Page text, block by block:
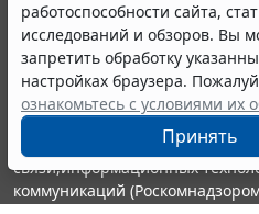
работоспособности сайта,
исследований и обзоров. Вы
запретить обработку
настройках браузера.
ознакомьтесь с условиями их
Принять
© ООО "НПП "ГАРАНТ-СЕРВИС",
выпускается с 1990 года.
являются участниками
информации ГАРАНТ.
Портал ГАРАНТ.РУ
издания Федеральной
связи,информационных
коммуникаций